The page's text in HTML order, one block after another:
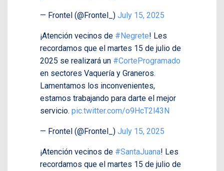
— Frontel (@Frontel_) July 15, 2025
¡Atención vecinos de #Negrete! Les
recordamos que el martes 15 de julio de
2025 se realizará un #CorteProgramado
en sectores Vaquería y Graneros.
Lamentamos los inconvenientes,
estamos trabajando para darte el mejor
servicio. pic.twitter.com/o9HcT2l43N
— Frontel (@Frontel_) July 15, 2025
¡Atención vecinos de #SantaJuana! Les
recordamos que el martes 15 de julio de